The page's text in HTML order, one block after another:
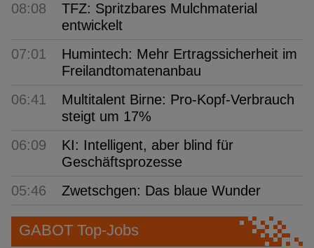
08:08
TFZ: Spritzbares Mulchmaterial
entwickelt
07:01
Humintech: Mehr Ertragssicherheit im
Freilandtomatenanbau
06:41
Multitalent Birne: Pro-Kopf-Verbrauch
steigt um 17%
06:09
KI: Intelligent, aber blind für
Geschäftsprozesse
05:46
Zwetschgen: Das blaue Wunder
GABOT Top-Jobs